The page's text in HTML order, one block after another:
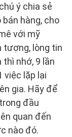
ý chia sẻ
hàng, cho
với mỹ
tượng, lòng tin
thì nhớ, 9 lần
việc lặp lại
gia. Hãy để
đầu
quan đến
nào đó.